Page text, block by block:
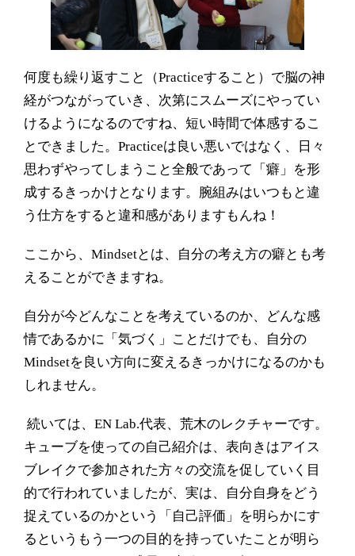
何度も繰り返すこと（Practiceすること）で脳の神
経がつながっていき、次第にスムーズにやってい
けるようになるのですね、短い時間で体感するこ
とできました。 Practiceは良い悪いではなく、日々
思わずやってしまうこと全般であって「癖」を形
成するきっかけとなります。腕組みはいつもと違
う仕方をすると違和感がありますもんね！
ここから、 Mindsetとは、自分の考え方の癖とも考
えることができますね。
自分が今どんなことを考えているのか、どんな感
情であるかに「気づく」ことだけでも、自分の
Mindsetを良い方向に変えるきっかけになるのかも
しれません。
続いては、 EN Lab.代表、荒木のレクチャーです。
キューブを使っての自己紹介は、表向きはアイス
ブレイクで参加された方々の交流を促していく目
的で行われていましたが、実は、自分自身をどう
捉えているのかという「自己評価」を明らかにす
るというもう一つの目的を持っていたことが明ら